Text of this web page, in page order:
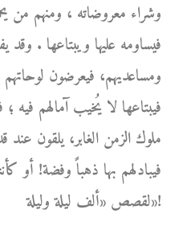
وشراء معروضاته ، ومنهم من
فيساومه عليها ويبتاعها . وقد
ومساعديهم، فيعرضون لوحاتهم
فيبتاعها لا يُخيب آمالهم
ملوك الزمن الغابر، يلقون عند
فيبادلهم بها ذهباً وفضة! أو
لقصص «ألف ليلة وليلة»!